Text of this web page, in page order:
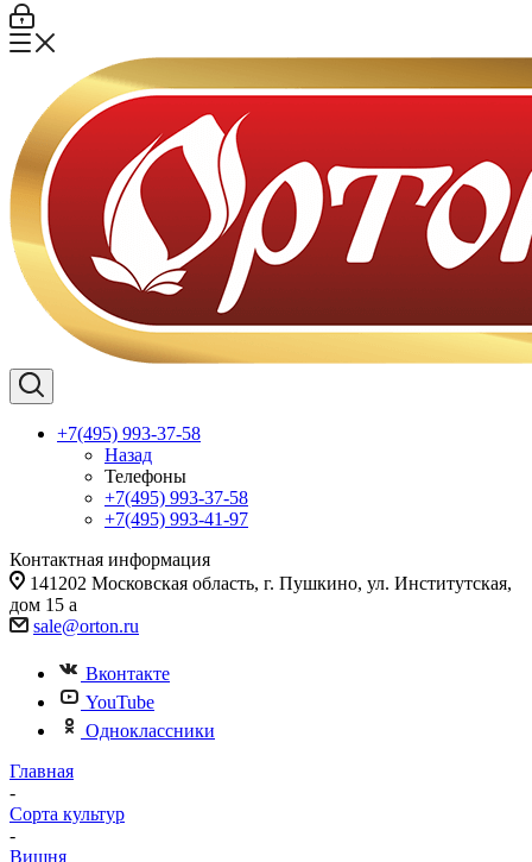
+7(495) 993-37-58
Назад
Телефоны
+7(495) 993-37-58
+7(495) 993-41-97
Контактная информация
141202 Московская область, г. Пушкино, ул. Институтская,
дом 15 а
sale@orton.ru
Вконтакте
YouTube
Одноклассники
Главная
-
Сорта культур
-
Вишня